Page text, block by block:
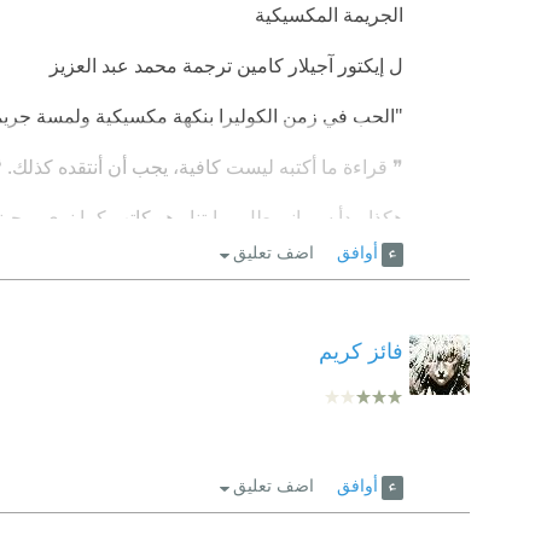
الجريمة المكسيكية
ل إيكتور آجيلار كامين ترجمة محمد عبد العزيز
"الحب في زمن الكوليرا بنكهة مكسيكية ولمسة
❞ قراءة ما أكتبه ليست كافية، يجب أن أنتقده كذلك.
هكذا يبدأ سيرانو بطل روايتنا وهو كاتب كما نرى،
عقود نجد سيرانو في جنازة أوليباريس زميل دراسته،
مجموعة من المُتملِّقين الذين تحتقرهم بقية الجامعة.❝
كانت ليليانا حبيبة سيرانو إلا أنها لم ترفض إلباتو الذي
وكان هو يبتعد ثم يقترب وكما يقول:
أوافق اضف تعليق
فائز كريم
أوافق اضف تعليق